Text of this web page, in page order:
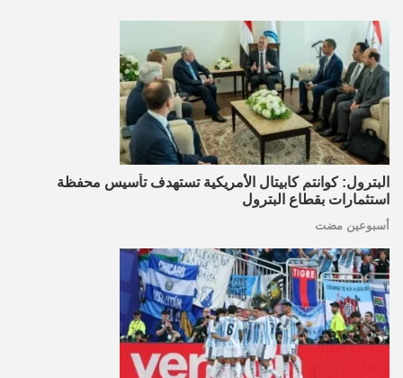
البترول: كوانتم كابيتال الأمريكية تستهدف تأسيس محفظة
استثمارات بقطاع البترول
أسبوعين مضت